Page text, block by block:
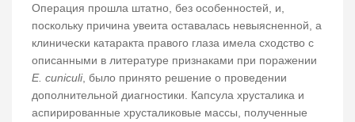
Операция прошла штатно, без особенностей, и,
поскольку причина увеита оставалась невыясненной, а
клинически катаракта правого глаза имела сходство с
описанными в литературе признаками при поражении
E. cuniculi, было принято решение о проведении
дополнительной диагностики. Капсула хрусталика и
аспирированные хрусталиковые массы, полученные